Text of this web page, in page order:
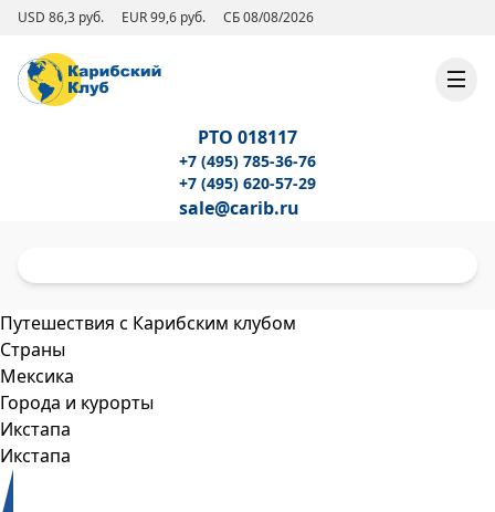
USD 86,3 руб. EUR 99,6 руб. СБ 08/08/2026
РТО 018117
+7 (495) 785-36-76
+7 (495) 620-57-29
sale@carib.ru
Путешествия с Карибским клубом
Страны
Мексика
Города и курорты
Икстапа
Икстапа